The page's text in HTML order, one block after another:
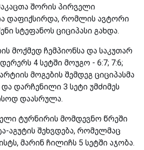
შორის პირველი
დაფიქსირდა, რომლის ავტორი
სტეფანოს ციციპასი გახდა.
მოქმედ ჩემპიონსა და საკუთარ
4 სეტში მოუგო - 6:7; 7:6;
მოგების შემდეგ ციციპასმა
დარჩენილი 3 სეტი უმძიმეს
დაასრულა.
ტურნირის მომდევნო წრეში
აგუტის შეხვდება, რომელმაც
მარინ ჩილიჩს 5 სეტში აჯობა.